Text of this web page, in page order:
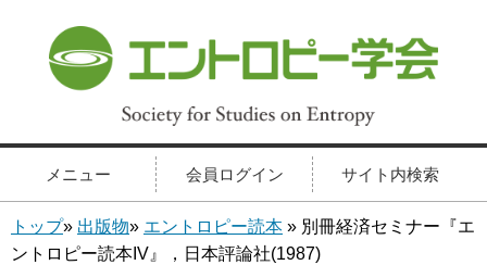
メニュー 会員ログイン サイト内検索
トップ» 出版物» エントロピー読本 » 別冊経済セミナー『エ
ントロピー読本IV』，日本評論社(1987)